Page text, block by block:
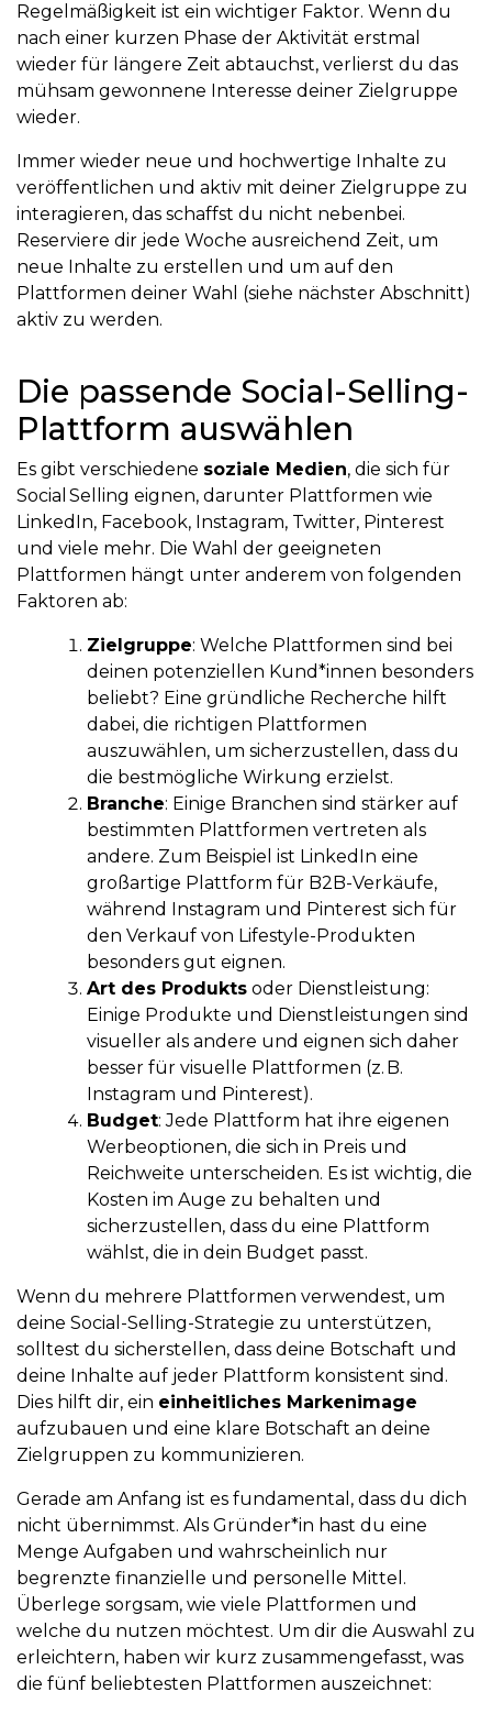
Regelmäßigkeit ist ein wichtiger Faktor. Wenn du
nach einer kurzen Phase der Aktivität erstmal
wieder für längere Zeit abtauchst, verlierst du das
mühsam gewonnene Interesse deiner Zielgruppe
wieder.
Immer wieder neue und hochwertige Inhalte zu
veröffentlichen und aktiv mit deiner Zielgruppe zu
interagieren, das schaffst du nicht nebenbei.
Reserviere dir jede Woche ausreichend Zeit, um
neue Inhalte zu erstellen und um auf den
Plattformen deiner Wahl (siehe nächster Abschnitt)
aktiv zu werden.
Die passende Social-Selling-
Plattform auswählen
Es gibt verschiedene soziale Medien, die sich für
Social Selling eignen, darunter Plattformen wie
LinkedIn, Facebook, Instagram, Twitter, Pinterest
und viele mehr. Die Wahl der geeigneten
Plattformen hängt unter anderem von folgenden
Faktoren ab:
Zielgruppe: Welche Plattformen sind bei
deinen potenziellen Kund*innen besonders
beliebt? Eine gründliche Recherche hilft
dabei, die richtigen Plattformen
auszuwählen, um sicherzustellen, dass du
die bestmögliche Wirkung erzielst.
Branche: Einige Branchen sind stärker auf
bestimmten Plattformen vertreten als
andere. Zum Beispiel ist LinkedIn eine
großartige Plattform für B2B-Verkäufe,
während Instagram und Pinterest sich für
den Verkauf von Lifestyle-Produkten
besonders gut eignen.
Art des Produkts oder Dienstleistung:
Einige Produkte und Dienstleistungen sind
visueller als andere und eignen sich daher
besser für visuelle Plattformen (z. B.
Instagram und Pinterest).
Budget: Jede Plattform hat ihre eigenen
Werbeoptionen, die sich in Preis und
Reichweite unterscheiden. Es ist wichtig, die
Kosten im Auge zu behalten und
sicherzustellen, dass du eine Plattform
wählst, die in dein Budget passt.
Wenn du mehrere Plattformen verwendest, um
deine Social-Selling-Strategie zu unterstützen,
solltest du sicherstellen, dass deine Botschaft und
deine Inhalte auf jeder Plattform konsistent sind.
Dies hilft dir, ein einheitliches Markenimage
aufzubauen und eine klare Botschaft an deine
Zielgruppen zu kommunizieren.
Gerade am Anfang ist es fundamental, dass du dich
nicht übernimmst. Als Gründer*in hast du eine
Menge Aufgaben und wahrscheinlich nur
begrenzte finanzielle und personelle Mittel.
Überlege sorgsam, wie viele Plattformen und
welche du nutzen möchtest. Um dir die Auswahl zu
erleichtern, haben wir kurz zusammengefasst, was
die fünf beliebtesten Plattformen auszeichnet: